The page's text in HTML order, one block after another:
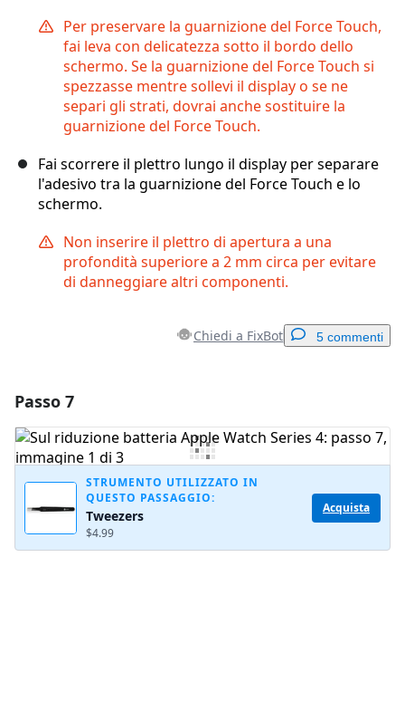
Per preservare la guarnizione del Force Touch,
fai leva con delicatezza sotto il bordo dello
schermo. Se la guarnizione del Force Touch si
spezzasse mentre sollevi il display o se ne
separi gli strati, dovrai anche sostituire la
guarnizione del Force Touch.
Fai scorrere il plettro lungo il display per separare
l'adesivo tra la guarnizione del Force Touch e lo
schermo.
Non inserire il plettro di apertura a una
profondità superiore a 2 mm circa per evitare
di danneggiare altri componenti.
Chiedi a FixBot 5 commenti
Aggiungi Commento
Pubblica commento
Passo 7
STRUMENTO UTILIZZATO IN
QUESTO PASSAGGIO:
Tweezers
$4.99
Acquista